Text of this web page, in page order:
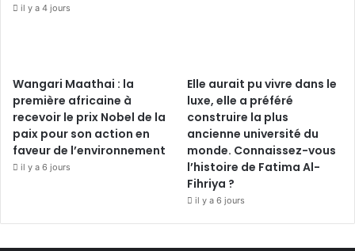
il y a 4 jours
Wangari Maathai : la
première africaine à
recevoir le prix Nobel de la
paix pour son action en
faveur de l’environnement
il y a 6 jours
Elle aurait pu vivre dans le
luxe, elle a préféré
construire la plus
ancienne université du
monde. Connaissez-vous
l’histoire de Fatima Al-
Fihriya ?
il y a 6 jours